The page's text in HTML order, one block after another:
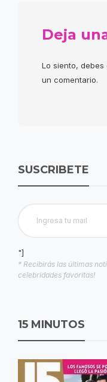
Deja
Lo siento, debes
un comentario.
SUSCRIBETE
"]
* Recibirás las últimas
celebridades favoritas!
15 MINUTOS